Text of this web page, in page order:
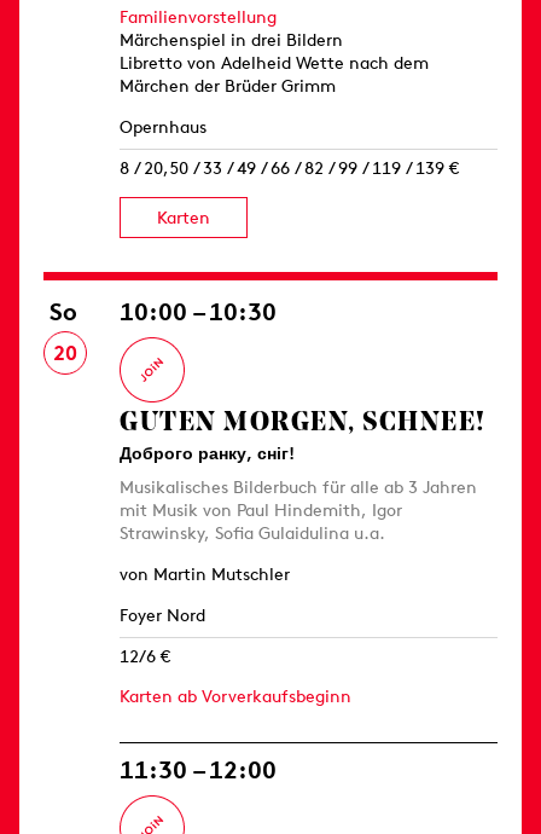
Familienvorstellung
Märchenspiel in drei Bildern
Libretto von Adelheid Wette nach dem
Märchen der Brüder Grimm
Opernhaus
8 / 20,50 / 33 / 49 / 66 / 82 / 99 / 119 / 139 €
Karten
So
20
10:00 – 10:30
GUTEN MORGEN, SCHNEE!
Доброго ранку, сніг!
Musikalisches Bilderbuch für alle ab 3 Jahren
mit Musik von Paul Hindemith, Igor
Strawinsky, Sofia Gulaidulina u.a.
von Martin Mutschler
Foyer Nord
12/6 €
Karten ab Vorverkaufsbeginn
11:30 – 12:00